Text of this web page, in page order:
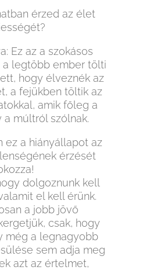
érzed az élet
Ez az a szokásos
a legtöbb ember tölti
hogy élveznék az
a fejükben töltik az
amik főleg a
a múltról szólnak.
ez a hiányállapot az
érzését
dolgoznunk kell
el kell érünk.
a jobb jövő
csak, hogy
még a legnagyobb
sem adja meg
azt az értelmet,